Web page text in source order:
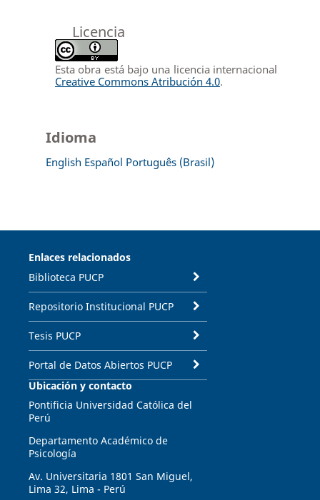
Licencia
Esta obra está bajo una licencia internacional
Creative Commons Atribución 4.0.
Idioma
English Español Português (Brasil)
Enlaces relacionados
Biblioteca PUCP
Repositorio Institucional PUCP
Tesis PUCP
Portal de Datos Abiertos PUCP
Ubicación y contacto
Pontificia Universidad Católica del
Perú
Departamento Académico de
Psicología
Av. Universitaria 1801 San Miguel,
Lima 32, Lima - Perú